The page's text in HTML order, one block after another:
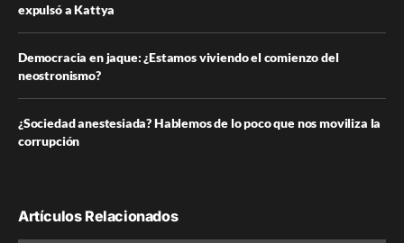
expulsó a Kattya
Democracia en jaque: ¿Estamos viviendo el comienzo del
neostronismo?
¿Sociedad anestesiada? Hablemos de lo poco que nos moviliza la
corrupción
Artículos Relacionados